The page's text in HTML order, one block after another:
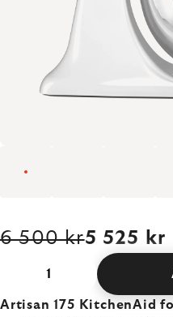
6 500 kr5 525 kr
Artisan 175 KitchenAid